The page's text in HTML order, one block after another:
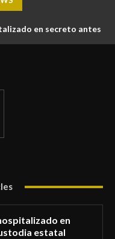
en secreto antes
en
estatal